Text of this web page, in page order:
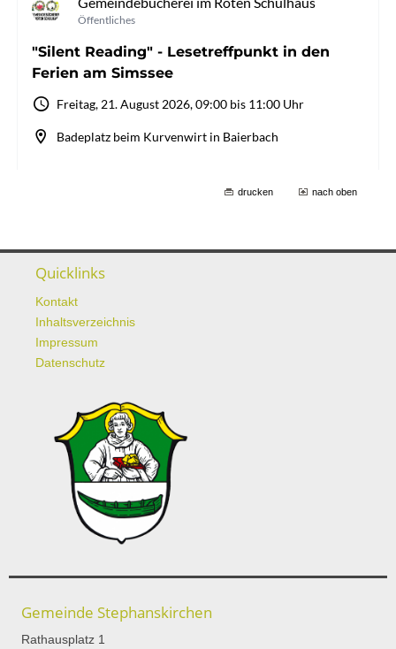
drucken nach oben
Quicklinks
Kontakt
Inhaltsverzeichnis
Impressum
Datenschutz
Gemeinde Stephanskirchen
Rathausplatz 1